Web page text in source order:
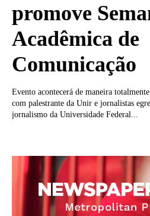
promove
Acadêmica de
Comunicação
Evento acontecerá de maneira
com palestrante da Unir e jornalistas
jornalismo da Universidade Federal...